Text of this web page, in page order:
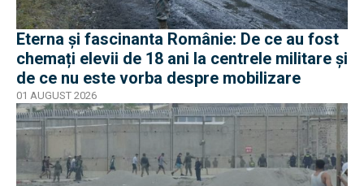
Eterna și fascinanta Românie: De ce au fost
chemați elevii de 18 ani la centrele militare și
de ce nu este vorba despre mobilizare
01 AUGUST 2026